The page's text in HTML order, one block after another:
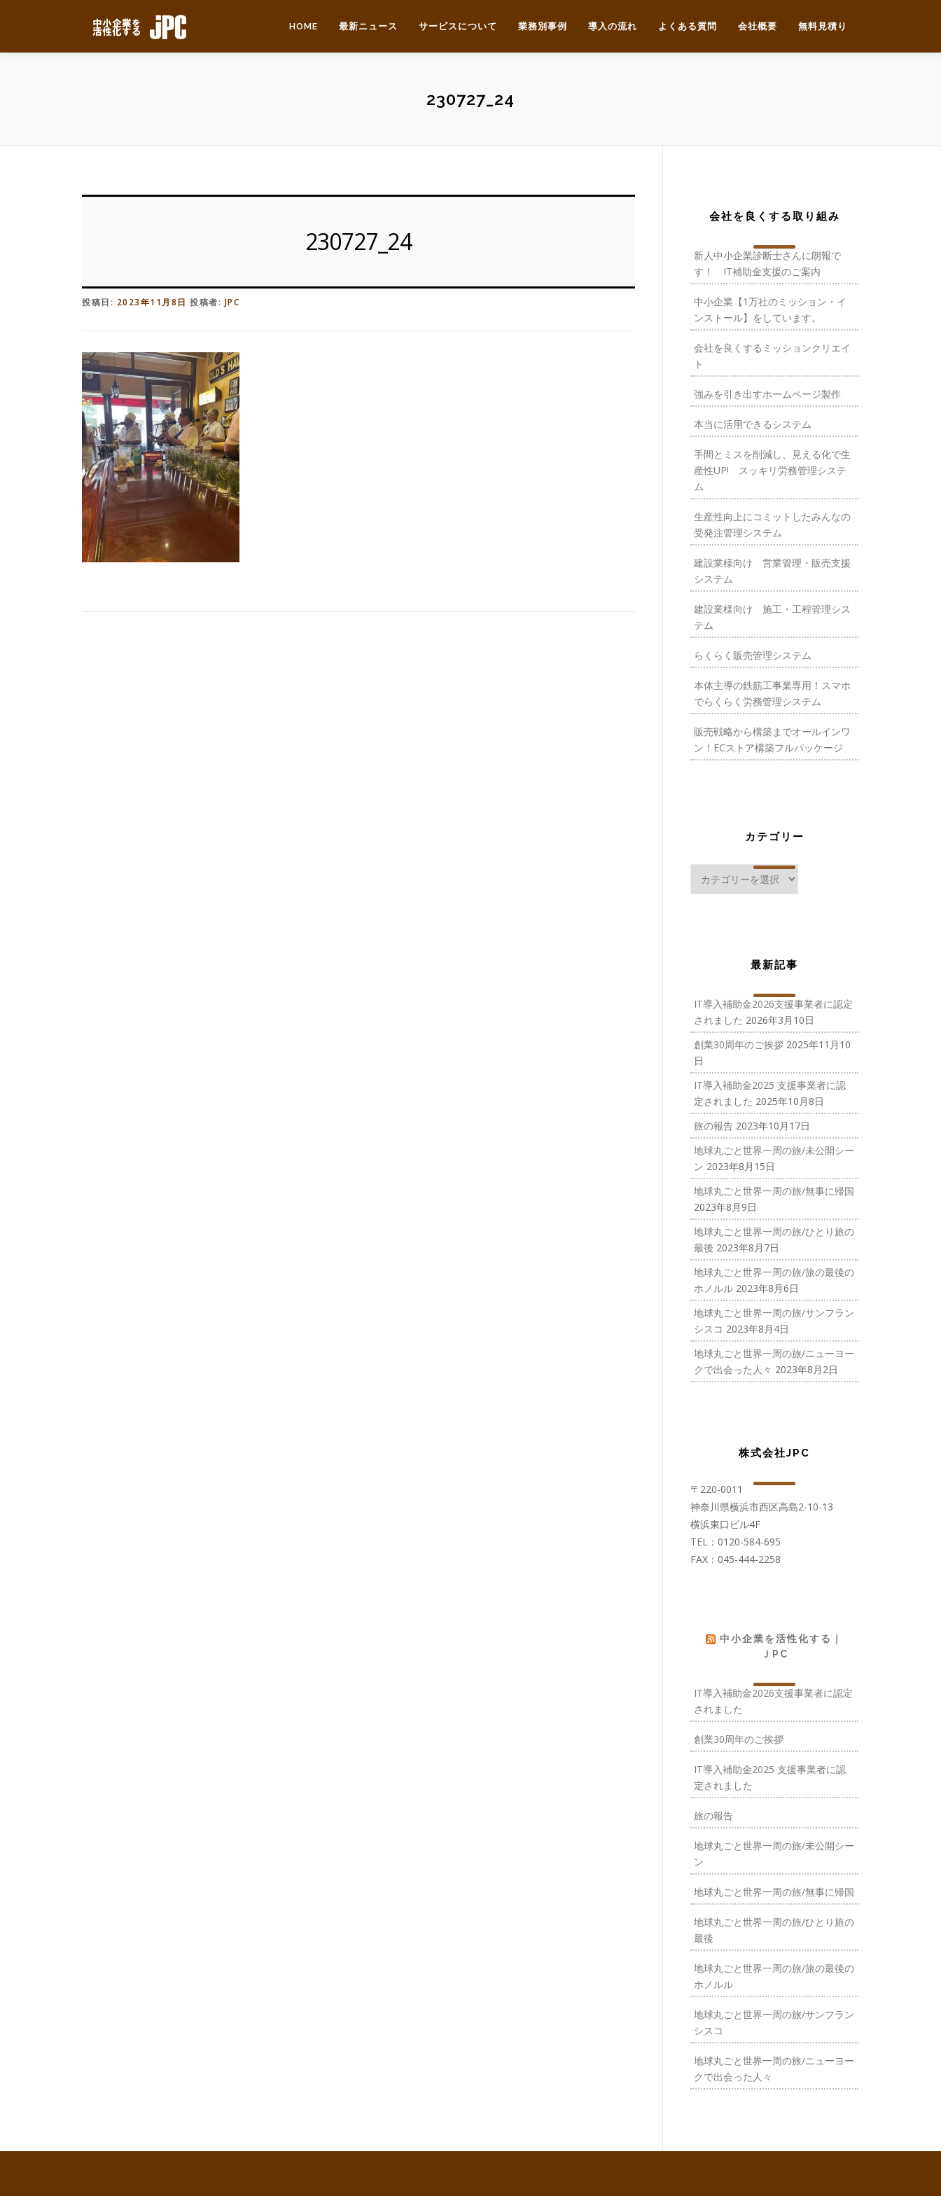
ン
HOME 最新ニュース サービスについて 業務別事例 導入の流れ よくある質問 会社概要 無料見積り
230727_24
230727_24
投稿日: 2023年11月8日 投稿者: JPC
会社を良くする取り組み
新人中小企業診断士さんに朗報で
す！ IT補助金支援のご案内
中小企業【1万社のミッション・イ
ンストール】をしています。
会社を良くするミッションクリエイ
ト
強みを引き出すホームページ製作
本当に活用できるシステム
手間とミスを削減し、見える化で生
産性UP! スッキリ労務管理システ
ム
生産性向上にコミットしたみんなの
受発注管理システム
建設業様向け 営業管理・販売支援
システム
建設業様向け 施工・工程管理シス
テム
らくらく販売管理システム
本体主導の鉄筋工事業専用！スマホ
でらくらく労務管理システム
販売戦略から構築までオールインワ
ン！ECストア構築フルパッケージ
カテゴリー
最新記事
IT導入補助金2026支援事業者に認定
されました 2026年3月10日
創業30周年のご挨拶 2025年11月10
日
IT導入補助金2025 支援事業者に認
定されました 2025年10月8日
旅の報告 2023年10月17日
地球丸ごと世界一周の旅/未公開シー
ン 2023年8月15日
地球丸ごと世界一周の旅/無事に帰国
2023年8月9日
地球丸ごと世界一周の旅/ひとり旅の
最後 2023年8月7日
地球丸ごと世界一周の旅/旅の最後の
ホノルル 2023年8月6日
地球丸ごと世界一周の旅/サンフラン
シスコ 2023年8月4日
地球丸ごと世界一周の旅/ニューヨー
クで出会った人々 2023年8月2日
株式会社JPC
〒220-0011
神奈川県横浜市西区高島2-10-13
横浜東口ビル4F
TEL：0120-584-695
FAX：045-444-2258
中小企業を活性化する｜
ＪPC
IT導入補助金2026支援事業者に認定
されました
創業30周年のご挨拶
IT導入補助金2025 支援事業者に認
定されました
旅の報告
地球丸ごと世界一周の旅/未公開シー
ン
地球丸ごと世界一周の旅/無事に帰国
地球丸ごと世界一周の旅/ひとり旅の
最後
地球丸ごと世界一周の旅/旅の最後の
ホノルル
地球丸ごと世界一周の旅/サンフラン
シスコ
地球丸ごと世界一周の旅/ニューヨー
クで出会った人々